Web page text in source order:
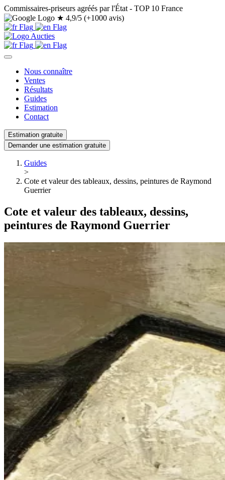
Commissaires-priseurs agréés par l'État - TOP 10 France
★ 4,9/5 (+1000 avis)
Nous connaître
Ventes
Résultats
Guides
Estimation
Contact
Estimation gratuite
Demander une estimation gratuite
Guides
>
Cote et valeur des tableaux, dessins, peintures de Raymond
Guerrier
Cote et valeur des tableaux, dessins,
peintures de Raymond Guerrier